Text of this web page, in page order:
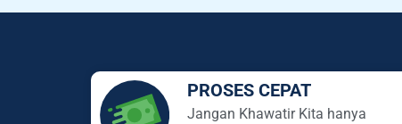
PROSES CEPAT
Jangan Khawatir Kita hanya